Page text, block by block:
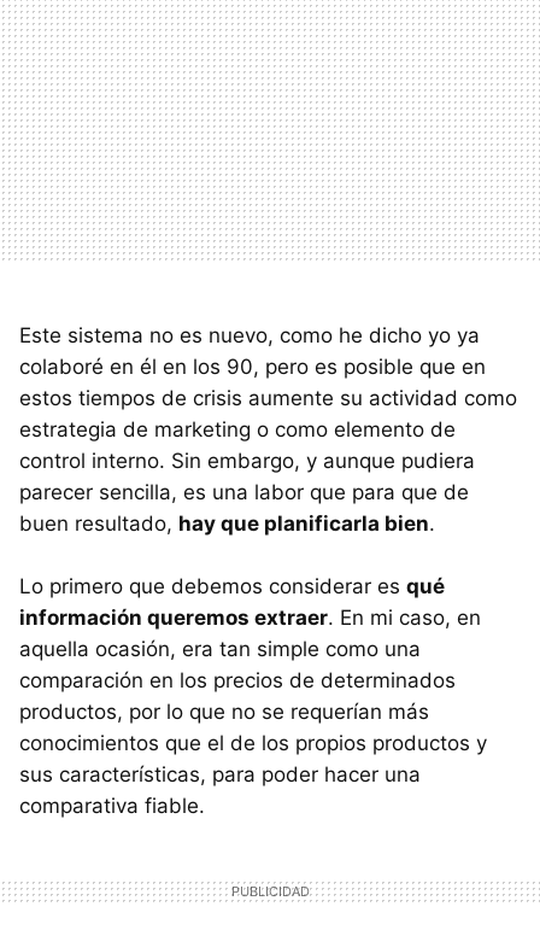
Este sistema no es nuevo, como he dicho yo ya
colaboré en él en los 90, pero es posible que en
estos tiempos de crisis aumente su actividad como
estrategia de marketing o como elemento de
control interno. Sin embargo, y aunque pudiera
parecer sencilla, es una labor que para que de
buen resultado, hay que planificarla bien.
Lo primero que debemos considerar es qué
información queremos extraer. En mi caso, en
aquella ocasión, era tan simple como una
comparación en los precios de determinados
productos, por lo que no se requerían más
conocimientos que el de los propios productos y
sus características, para poder hacer una
comparativa fiable.